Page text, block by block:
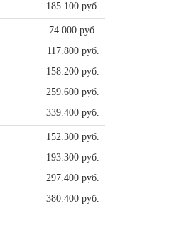
185.100 руб.
74.000 руб.
117.800 руб.
158.200 руб.
259.600 руб.
339.400 руб.
152.300 руб.
193.300 руб.
297.400 руб.
380.400 руб.